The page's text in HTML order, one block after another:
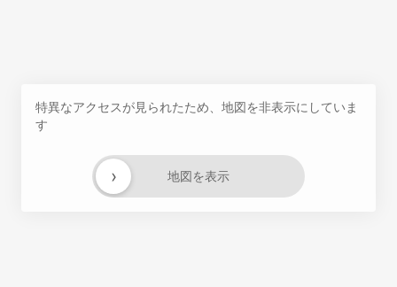
特異なアクセスが見られたため、地図を非表示にしていま
す
地図を表示
›